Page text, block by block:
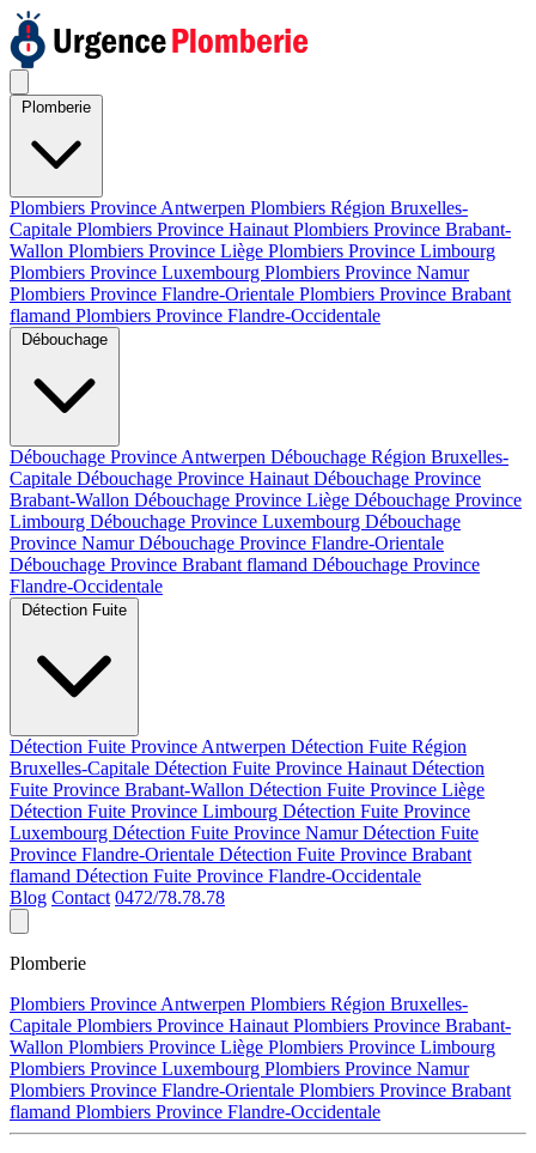
Plombiers Province Antwerpen Plombiers Région Bruxelles-
Capitale Plombiers Province Hainaut Plombiers Province Brabant-
Wallon Plombiers Province Liège Plombiers Province Limbourg
Plombiers Province Luxembourg Plombiers Province Namur
Plombiers Province Flandre-Orientale Plombiers Province Brabant
flamand Plombiers Province Flandre-Occidentale
Débouchage Province Antwerpen Débouchage Région Bruxelles-
Capitale Débouchage Province Hainaut Débouchage Province
Brabant-Wallon Débouchage Province Liège Débouchage Province
Limbourg Débouchage Province Luxembourg Débouchage
Province NamurDébouchage Province Flandre-Orientale
Débouchage Province Brabant flamand Débouchage Province
Flandre-Occidentale
Détection Fuite Province Antwerpen Détection Fuite Région
Bruxelles-Capitale Détection Fuite Province Hainaut Détection
Fuite Province Brabant-Wallon Détection Fuite Province Liège
Détection Fuite Province Limbourg Détection Fuite Province
Luxembourg Détection Fuite Province NamurDétection Fuite
Province Flandre-Orientale Détection Fuite Province Brabant
flamand Détection Fuite Province Flandre-Occidentale
Blog Contact 0472/78.78.78
Plomberie
Plombiers Province Antwerpen Plombiers Région Bruxelles-
Capitale Plombiers Province Hainaut Plombiers Province Brabant-
Wallon Plombiers Province Liège Plombiers Province Limbourg
Plombiers Province Luxembourg Plombiers Province Namur
Plombiers Province Flandre-Orientale Plombiers Province Brabant
flamand Plombiers Province Flandre-Occidentale